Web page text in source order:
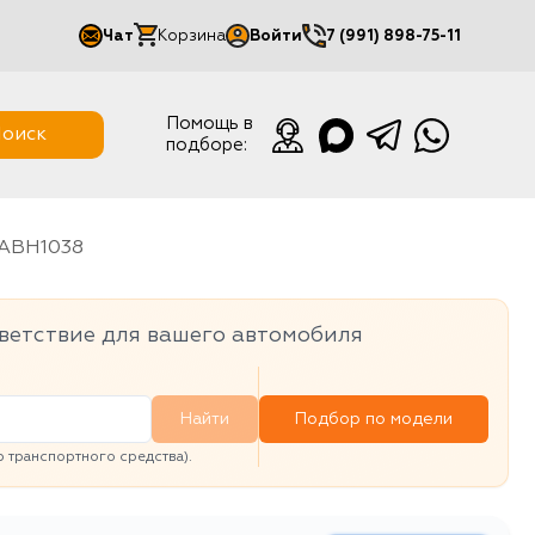
Чат Корзина Войти
Мой кабинет
7 (991) 898-75-11
Помощь в
подборе:
ABH1038
для вашего автомобиля
Найти
средства).
Подбор по модели